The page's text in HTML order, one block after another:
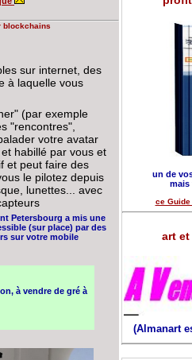
blockchains
sur internet, des
à laquelle vous
(par exemple
"rencontres",
votre avatar
habillé par vous et
et peut faire des
le pilotez depuis
lunettes... avec
Petersbourg a mis une
(sur place) par des
sur votre mobile
à vendre de gré à
un de
mais
ce
art
(Almanart